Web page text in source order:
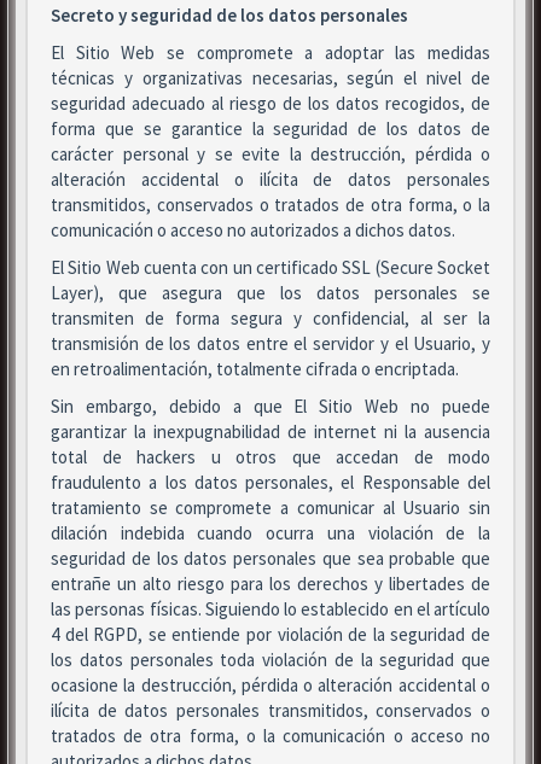
Secreto y seguridad de los datos personales
El Sitio Web se compromete a adoptar las medidas
técnicas y organizativas necesarias, según el nivel de
seguridad adecuado al riesgo de los datos recogidos, de
forma que se garantice la seguridad de los datos de
carácter personal y se evite la destrucción, pérdida o
alteración accidental o ilícita de datos personales
transmitidos, conservados o tratados de otra forma, o la
comunicación o acceso no autorizados a dichos datos.
El Sitio Web cuenta con un certificado SSL (Secure Socket
Layer), que asegura que los datos personales se
transmiten de forma segura y confidencial, al ser la
transmisión de los datos entre el servidor y el Usuario, y
en retroalimentación, totalmente cifrada o encriptada.
Sin embargo, debido a que El Sitio Web no puede
garantizar la inexpugnabilidad de internet ni la ausencia
total de hackers u otros que accedan de modo
fraudulento a los datos personales, el Responsable del
tratamiento se compromete a comunicar al Usuario sin
dilación indebida cuando ocurra una violación de la
seguridad de los datos personales que sea probable que
entrañe un alto riesgo para los derechos y libertades de
las personas físicas. Siguiendo lo establecido en el artículo
4 del RGPD, se entiende por violación de la seguridad de
los datos personales toda violación de la seguridad que
ocasione la destrucción, pérdida o alteración accidental o
ilícita de datos personales transmitidos, conservados o
tratados de otra forma, o la comunicación o acceso no